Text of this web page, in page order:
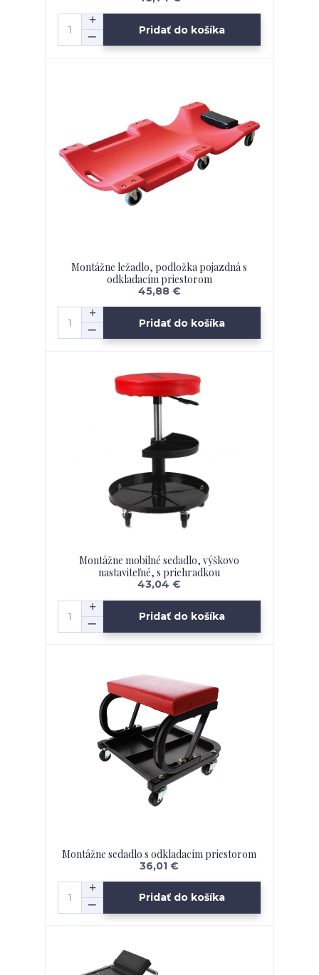
Pridať do košíka
Montážne ležadlo, podložka pojazdná s
odkladacím priestorom
45,88 €
Pridať do košíka
Montážne mobilné sedadlo, výškovo
nastaviteľné, s priehradkou
43,04 €
Pridať do košíka
Montážne sedadlo s odkladacím priestorom
36,01 €
Pridať do košíka